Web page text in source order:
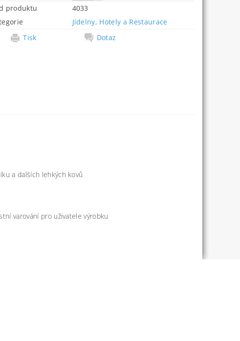
produktu
4033
Jídelny, Hotely a Restaurace
Tisk
Dotaz
a dalších lehkých kovů
varování pro uživatele výrobku